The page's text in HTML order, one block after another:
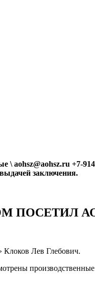
aohsz@aohsz.ru +7-
заключения.
ПОСЕТИЛ АО
Клоков Лев Глебович.